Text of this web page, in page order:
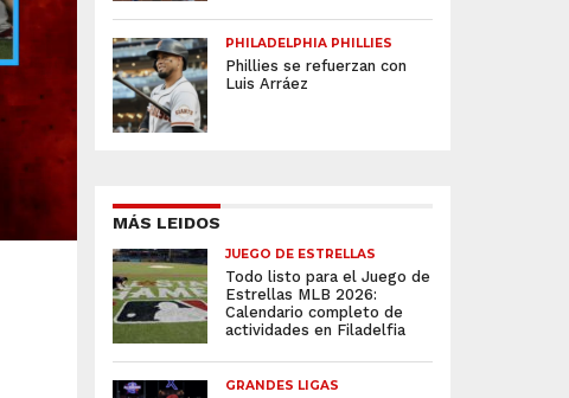
PHILADELPHIA PHILLIES
Phillies se refuerzan con
Luis Arráez
MÁS LEIDOS
JUEGO DE ESTRELLAS
Todo listo para el Juego de
Estrellas MLB 2026:
Calendario completo de
actividades en Filadelfia
GRANDES LIGAS